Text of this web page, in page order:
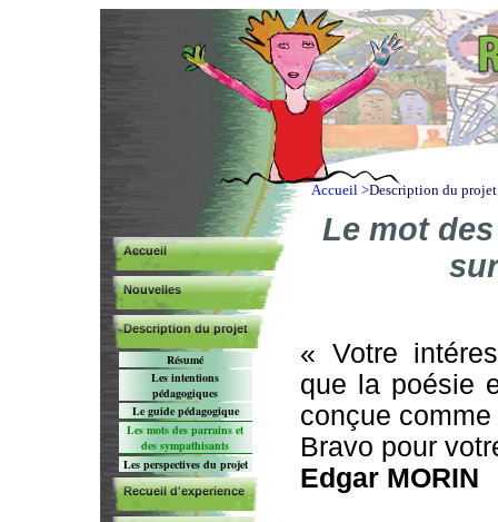
Accueil >Description du
Accueil
Nouvelles
Description du projet
Résumé
Les intentions
pédagogiques
Le guide pédagogique
Les mots des parrains et
des sympathisants
Les perspectives du projet
Recueil d'experience
Le mot
« Votre
que la poésie
conçue
Bravo pour
Edgar MORIN